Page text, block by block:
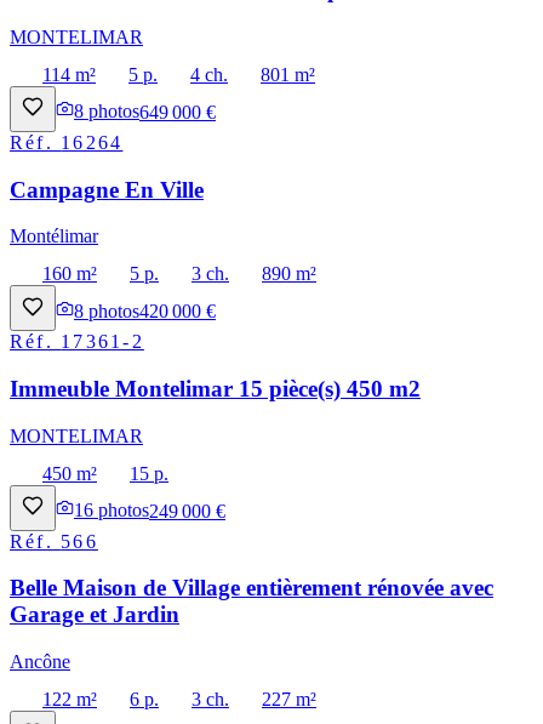
MONTELIMAR
114 m²
5 p. 4 ch.
801 m²
8 photos649 000 €
Réf. 16264
Campagne En Ville
Montélimar
160 m²
5 p. 3 ch.
890 m²
8 photos420 000 €
Réf. 17361-2
Immeuble Montelimar 15 pièce(s) 450 m2
MONTELIMAR
450 m²
15 p.
16 photos249 000 €
Réf. 566
Belle Maison de Village entièrement rénovée avec
Garage et Jardin
Ancône
122 m²
6 p. 3 ch.
227 m²